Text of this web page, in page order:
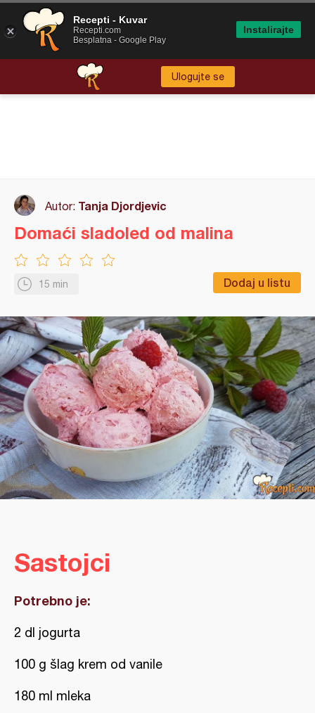
Ulogujte se
Autor: Tanja Djordjevic
15 min Dodaj u listu
Domaći sladoled od malina
Sastojci
Potrebno je:
2 dl jogurta
100 g šlag krem od vanile
180 ml mleka
Recepti - Kuvar
Recepti.com
Besplatna - Google Play
Instalirajte